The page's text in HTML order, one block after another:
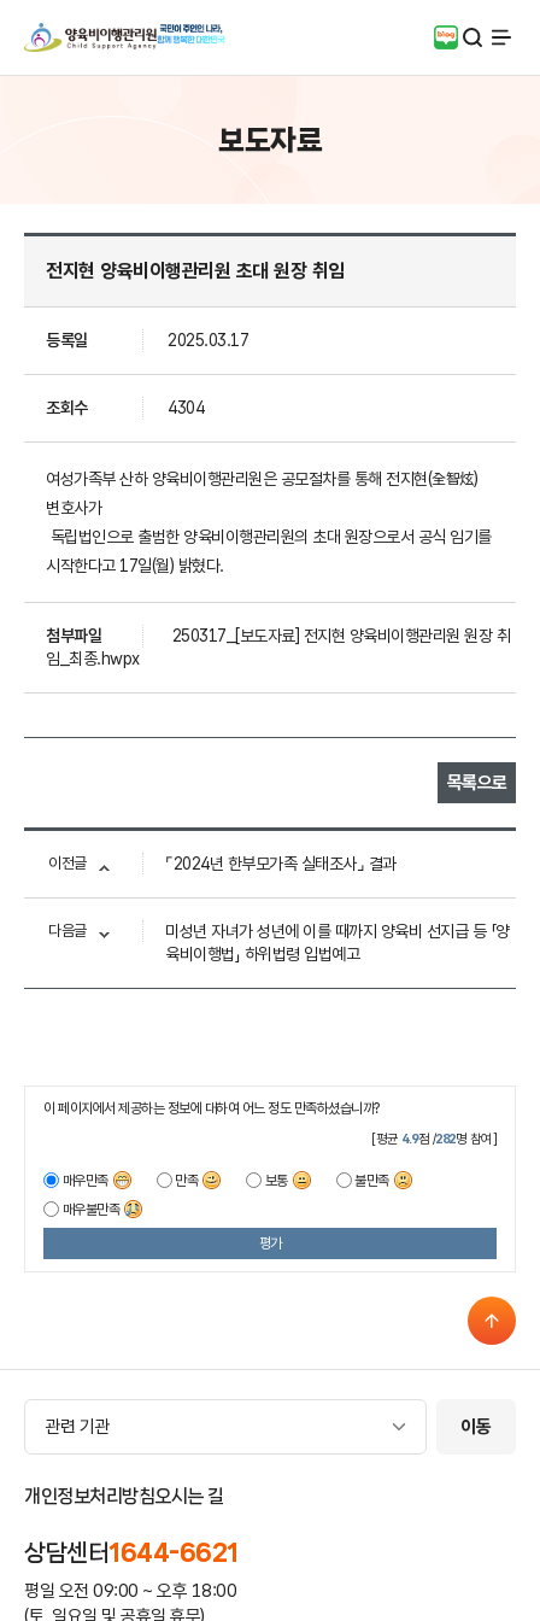
블로그검색
전체
보도자료
전지현 양육비이행관리원 초대 원장 취임
등록일 2025.03.17
조회수 4304
여성가족부 산하 양육비이행관리원은 공모절차를 통해 전지현(全智炫)
변호사가
독립법인으로 출범한 양육비이행관리원의 초대 원장으로서 공식 임기를
시작한다고 17일(월) 밝혔다.
첨부파일
250317_[보도자료] 전지현 양육비이행관리원 원장 취
임_최종.hwpx
목록으로
이전글 ⌜2024년 한부모가족 실태조사⌟ 결과
다음글
미성년 자녀가 성년에 이를 때까지 양육비 선지급 등 「양
육비이행법」 하위법령 입법예고
이 페이지에서 제공하는 정보에 대하여 어느 정도 만족하셨습니까?
[평균 4.9점 /282명 참여]
매우만족 만족 보통
불만족
매우불만족
평가
관련 기관
관련 기관 이동
개인정보처리방침오시는 길
상담센터1644-6621
평일 오전 09:00 ~ 오후 18:00
(토, 일요일 및 공휴일 휴무)